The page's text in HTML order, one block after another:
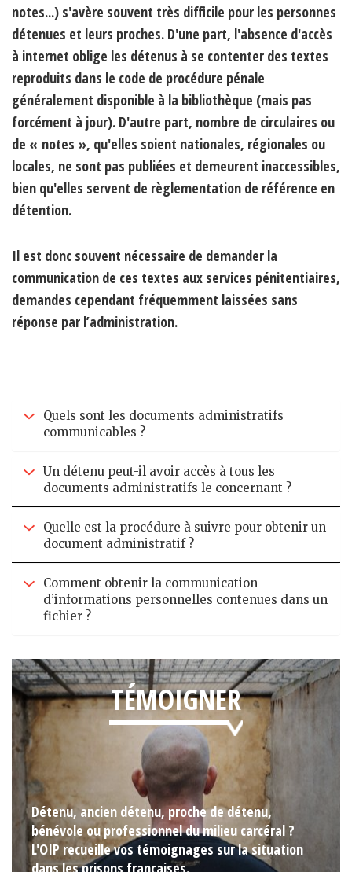
notes...) s'avère souvent très difficile pour les personnes
détenues et leurs proches. D'une part, l'absence d'accès
à internet oblige les détenus à se contenter des textes
reproduits dans le code de procédure pénale
généralement disponible à la bibliothèque (mais pas
forcément à jour). D'autre part, nombre de circulaires ou
de « notes », qu'elles soient nationales, régionales ou
locales, ne sont pas publiées et demeurent inaccessibles,
bien qu'elles servent de règlementation de référence en
détention.
Il est donc souvent nécessaire de demander la
communication de ces textes aux services pénitentiaires,
demandes cependant fréquemment laissées sans
réponse par l’administration.
Quels sont les documents administratifs
communicables ?
Un détenu peut-il avoir accès à tous les
documents administratifs le concernant ?
Quelle est la procédure à suivre pour obtenir un
document administratif ?
Comment obtenir la communication
d’informations personnelles contenues dans un
fichier ?
TÉMOIGNER
Détenu, ancien détenu, proche de détenu,
bénévole ou professionnel du milieu carcéral ?
L'OIP recueille vos témoignages sur la situation
dans les prisons françaises.